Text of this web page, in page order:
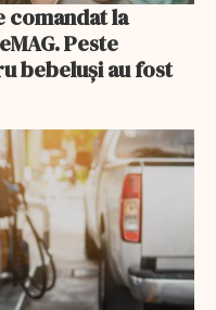
comandat la
Peste
bebeluși au fost